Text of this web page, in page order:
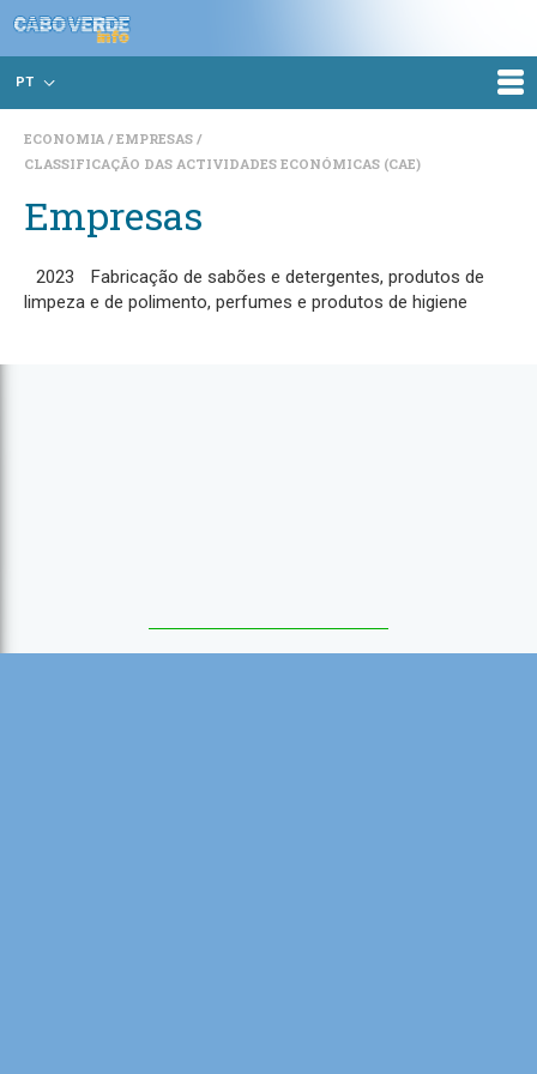
PT
ECONOMIA
EMPRESAS
CLASSIFICAÇÃO DAS ACTIVIDADES ECONÓMICAS (CAE)
Empresas
2023
Fabricação de sabões e detergentes, produtos de
limpeza e de polimento, perfumes e produtos de higiene